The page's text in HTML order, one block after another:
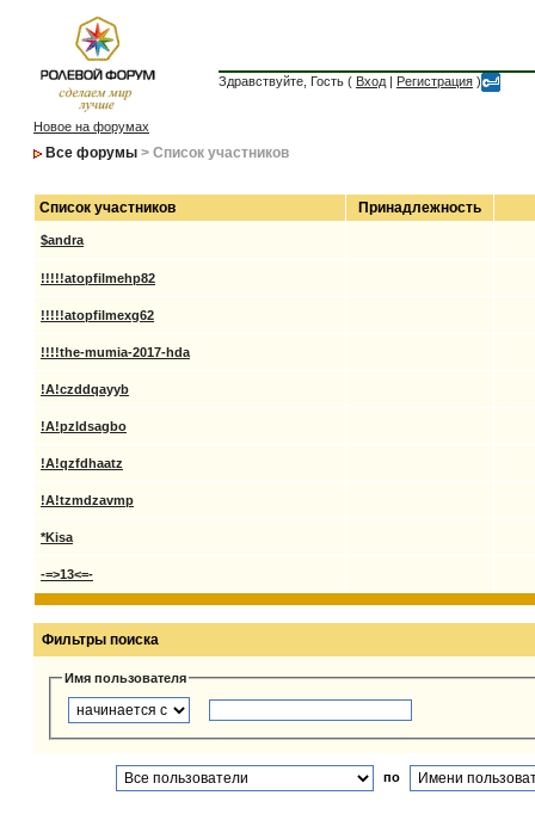
Здравствуйте, Гость ( Вход | Регистрация )
Новое на форумах
Все форумы > Список участников
Список участников Принадлежность
$andra
!!!!!atopfilmehp82
!!!!!atopfilmexg62
!!!!the-mumia-2017-hda
!A!czddqayyb
!A!pzldsagbo
!A!qzfdhaatz
!A!tzmdzavmp
*Kisa
-=>13<=-
Фильтры поиска
Имя пользователя
по